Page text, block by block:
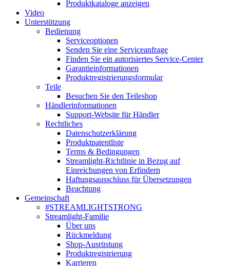
Produktkataloge anzeigen
Video
Unterstützung
Bedienung
Serviceoptionen
Senden Sie eine Serviceanfrage
Finden Sie ein autorisiertes Service-Center
Garantieinformationen
Produktregistrierungsformular
Teile
Besuchen Sie den Teileshop
Händlerinformationen
Support-Website für Händler
Rechtliches
Datenschutzerklärung
Produktpatentliste
Terms & Bedingungen
Streamlight-Richtlinie in Bezug auf
Einreichungen von Erfindern
Haftungsausschluss für Übersetzungen
Beachtung
Gemeinschaft
#STREAMLIGHTSTRONG
Streamlight-Familie
Über uns
Rückmeldung
Shop-Ausrüstung
Produktregistrierung
Karrieren